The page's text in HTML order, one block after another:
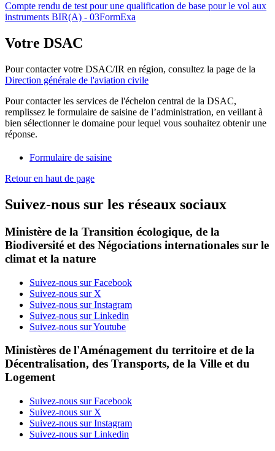
Compte rendu de test pour une qualification de base pour le vol aux
instruments BIR(A) - 03FormExa
Votre DSAC
Pour contacter votre DSAC/IR en région, consultez la page de la
Direction générale de l'aviation civile
Pour contacter les services de l'échelon central de la DSAC,
remplissez le formulaire de saisine de l’administration, en veillant à
bien sélectionner le domaine pour lequel vous souhaitez obtenir une
réponse.
Formulaire de saisine
Retour en haut de page
Suivez-nous sur les réseaux sociaux
Ministère de la Transition écologique, de la
Biodiversité et des Négociations internationales sur le
climat et la nature
Suivez-nous sur Facebook
Suivez-nous sur X
Suivez-nous sur Instagram
Suivez-nous sur Linkedin
Suivez-nous sur Youtube
Ministères de l'Aménagement du territoire et de la
Décentralisation, des Transports, de la Ville et du
Logement
Suivez-nous sur Facebook
Suivez-nous sur X
Suivez-nous sur Instagram
Suivez-nous sur Linkedin